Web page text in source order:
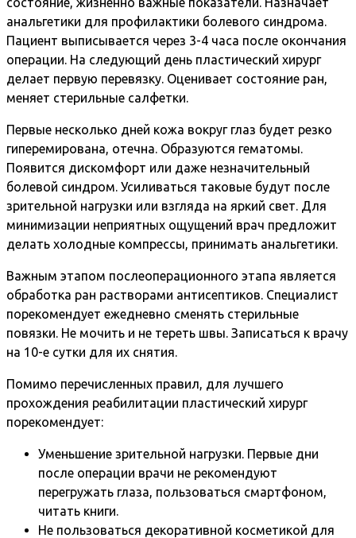
анальгетики для профилактики болевого синдрома.
Пациент выписывается через 3-4 часа после окончания
операции. На следующий день пластический хирург
делает первую перевязку. Оценивает состояние ран,
меняет стерильные салфетки.
Первые несколько дней кожа вокруг глаз будет резко
гиперемирована, отечна. Образуются гематомы.
Появится дискомфорт или даже незначительный
болевой синдром. Усиливаться таковые будут после
зрительной нагрузки или взгляда на яркий свет. Для
минимизации неприятных ощущений врач предложит
делать холодные компрессы, принимать анальгетики.
Важным этапом послеоперационного этапа является
обработка ран растворами антисептиков. Специалист
порекомендует ежедневно сменять стерильные
повязки. Не мочить и не тереть швы. Записаться к врачу
на 10-е сутки для их снятия.
Помимо перечисленных правил, для лучшего
прохождения реабилитации пластический хирург
порекомендует:
Уменьшение зрительной нагрузки. Первые дни
после операции врачи не рекомендуют
перегружать глаза, пользоваться смартфоном,
читать книги.
Не пользоваться декоративной косметикой для